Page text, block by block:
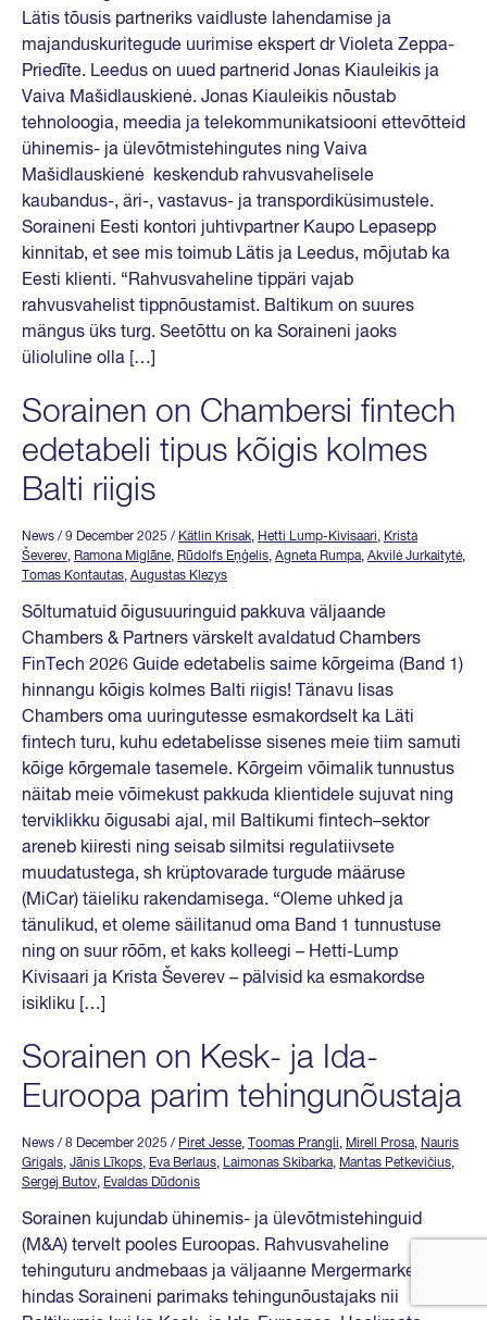
Lätis tõusis partneriks vaidluste lahendamise ja
majanduskuritegude uurimise ekspert dr Violeta Zeppa-
Priedīte. Leedus on uued partnerid Jonas Kiauleikis ja
Vaiva Mašidlauskienė. Jonas Kiauleikis nõustab
tehnoloogia, meedia ja telekommunikatsiooni ettevõtteid
ühinemis- ja ülevõtmistehingutes ning Vaiva
Mašidlauskienė keskendub rahvusvahelisele
kaubandus-, äri-, vastavus- ja transpordiküsimustele.
Soraineni Eesti kontori juhtivpartner Kaupo Lepasepp
kinnitab, et see mis toimub Lätis ja Leedus, mõjutab ka
Eesti klienti. “Rahvusvaheline tippäri vajab
rahvusvahelist tippnõustamist. Baltikum on suures
mängus üks turg. Seetõttu on ka Soraineni jaoks
ülioluline olla […]
Sorainen on Chambersi fintech
edetabeli tipus kõigis kolmes
Balti riigis
News / 9 December 2025 / Kätlin Krisak, Hetti Lump-Kivisaari, Krista
Ševerev, Ramona Miglāne, Rūdolfs Eņģelis, Agneta Rumpa, Akvilė Jurkaitytė,
Tomas Kontautas, Augustas Klezys
Sõltumatuid õigusuuringuid pakkuva väljaande
Chambers & Partners värskelt avaldatud Chambers
FinTech 2026 Guide edetabelis saime kõrgeima (Band 1)
hinnangu kõigis kolmes Balti riigis! Tänavu lisas
Chambers oma uuringutesse esmakordselt ka Läti
fintech turu, kuhu edetabelisse sisenes meie tiim samuti
kõige kõrgemale tasemele. Kõrgeim võimalik tunnustus
näitab meie võimekust pakkuda klientidele sujuvat ning
terviklikku õigusabi ajal, mil Baltikumi fintech–sektor
areneb kiiresti ning seisab silmitsi regulatiivsete
muudatustega, sh krüptovarade turgude määruse
(MiCar) täieliku rakendamisega. “Oleme uhked ja
tänulikud, et oleme säilitanud oma Band 1 tunnustuse
ning on suur rõõm, et kaks kolleegi – Hetti-Lump
Kivisaari ja Krista Ševerev – pälvisid ka esmakordse
isikliku […]
Sorainen on Kesk- ja Ida-
Euroopa parim tehingunõustaja
News / 8 December 2025 / Piret Jesse, Toomas Prangli, Mirell Prosa, Nauris
Grigals, Jānis Līkops, Eva Berlaus, Laimonas Skibarka, Mantas Petkevičius,
Sergej Butov, Evaldas Dūdonis
Sorainen kujundab ühinemis- ja ülevõtmistehinguid
(M&A) tervelt pooles Euroopas. Rahvusvaheline
tehinguturu andmebaas ja väljaanne Mergermarket
hindas Soraineni parimaks tehingunõustajaks nii